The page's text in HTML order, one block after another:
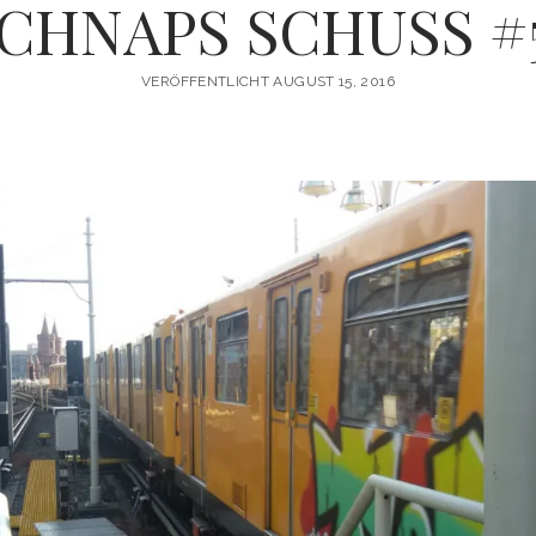
SCHUSS
VERÖFFENTLICHT AUGUST 15, 2016